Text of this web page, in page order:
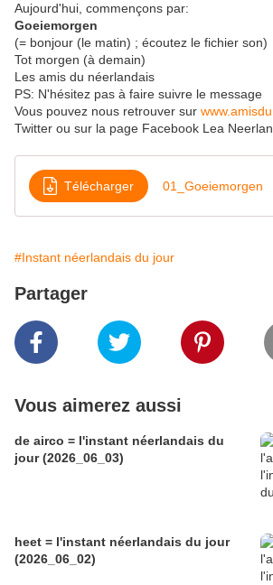
Aujourd'hui, commençons par:
Goeiemorgen
(= bonjour (le matin) ; écoutez le fichier son)
Tot morgen (à demain)
Les amis du néerlandais
PS: N'hésitez pas à faire suivre le message
Vous pouvez nous retrouver sur
Twitter ou sur la page Facebook Lea
Télécharger 01_Goeiemorgen
#Instant néerlandais du jour
Partager
Vous aimerez aussi
de airco = l'instant néerlandais du
jour (2026_06_03)
heet = l'instant néerlandais du jour
(2026_06_02)